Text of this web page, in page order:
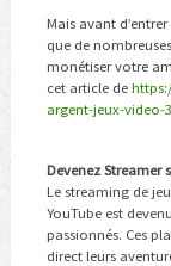
Mais avant
que de
monétiser votre
cet article de
argent-jeux-video-
Devenez Streamer
Le streaming de
YouTube est
passionnés. Ces
direct leurs